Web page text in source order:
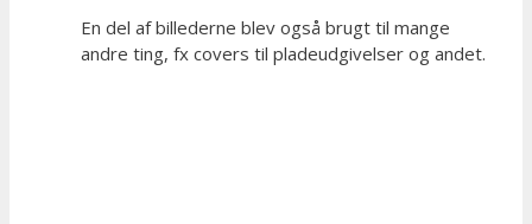
En del af billederne blev også brugt til mange
andre ting, fx covers til pladeudgivelser og andet.